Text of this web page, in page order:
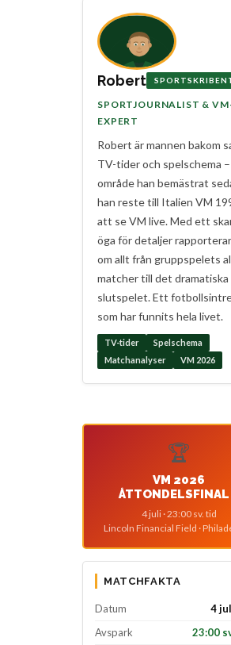
Robert
SPORTJOURNALIST &
EXPERT
Robert är mannen bakom
TV-tider och spelschema
område han bemästrat
han reste till Italien VM
att se VM live. Med ett
öga för detaljer
om allt från gruppspelets
matcher till det dramatiska
slutspelet. Ett
som har funnits hela livet.
TV-tider
Spelschema
Matchanalyser
VM 2026
🏆
VM 2026
ÅTTONDELSFINAL
4 juli · 23:00 sv. tid
Lincoln Financial Field ·
MATCHFAKTA
Datum
4
Avspark
23:00